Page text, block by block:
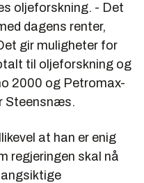
oljeforskning. - Det
dagens renter,
gir muligheter for
til oljeforskning og
2000 og Petromax-
Steensnæs.
at han er enig
regjeringen skal nå